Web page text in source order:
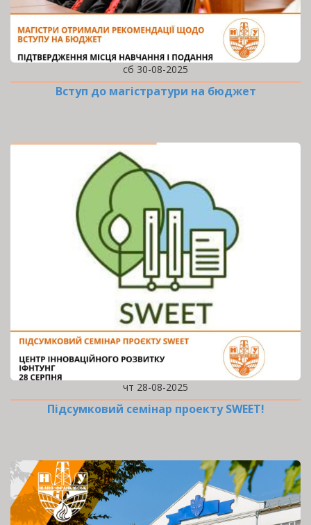
сб 30-08-2025
Вступ до магістратури на бюджет
чт 28-08-2025
Підсумковий семінар проекту SWEET!